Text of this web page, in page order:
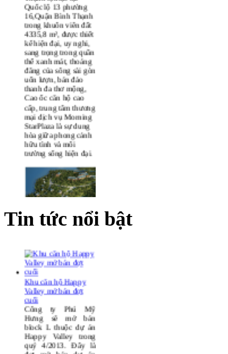
-Căn hộ
MORNING STAR
PLAZA Bình
Thạnh tọa lạc tại
Quốc lộ 13 phường
16,Quận Bình Thạnh
trong khuôn viên đất
4335,8 m², được thiết
kế hiện đại, uy nghi,
sang trọng trong quần
thể xanh mát, thoáng
đãng của sông sài gòn
uốn lượn, bán đảo
thanh đa thơ mộng,
Cao ốc căn hộ cao
cấp, trung tâm thương
mại dịch vụ Morning
StarPlaza là sự dung
hòa giữa phong cảnh
hữu tình và môi
trường sống hiện đại.
Resort 4 sao
Terracotta Đà Lạt
Tin tức nổi bật
Khu căn hộ Happy
Valley mở bán đợt
cuối
Công ty Phú Mỹ